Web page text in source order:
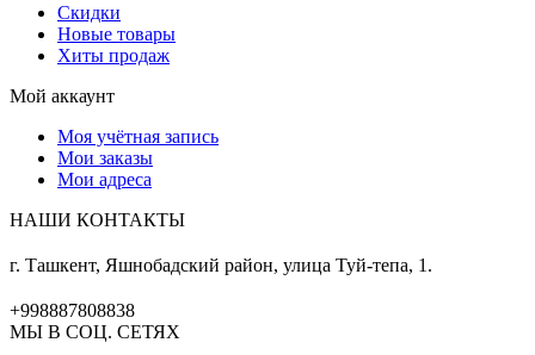
Скидки
Новые товары
Хиты продаж
Мой аккаунт
Моя учётная запись
Мои заказы
Мои адреса
НАШИ КОНТАКТЫ
г. Ташкент, Яшнобадский район, улица Туй-тепа, 1.
+998887808838
МЫ В СОЦ. СЕТЯХ